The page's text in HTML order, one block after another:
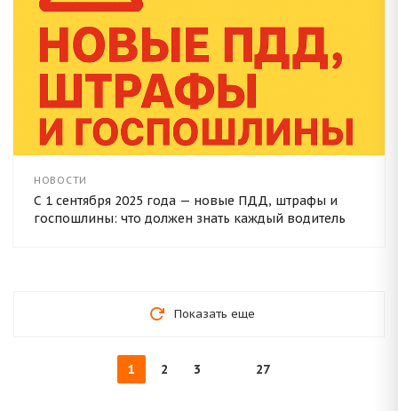
НОВОСТИ
С 1 сентября 2025 года — новые ПДД, штрафы и
госпошлины: что должен знать каждый водитель
Показать еще
1 2 3 27